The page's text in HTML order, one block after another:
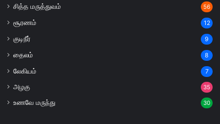
சித்த மருத்துவம் 56
சூரணம் 12
குடிநீர் 9
தைலம் 8
லேகியம் 7
அழகு 35
உணவே மருந்து 30